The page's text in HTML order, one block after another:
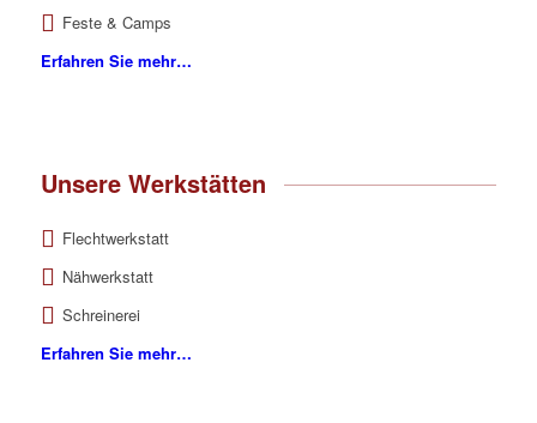
Feste & Camps
Erfahren Sie mehr…
Unsere Werkstätten
Flechtwerkstatt
Nähwerkstatt
Schreinerei
Erfahren Sie mehr…